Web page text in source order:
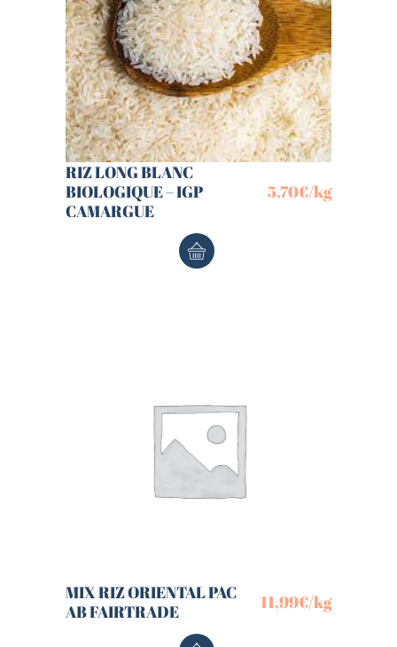
RIZ LONG BLANC
BIOLOGIQUE – IGP
CAMARGUE
5,70€/kg
MIX RIZ ORIENTAL PAC
AB FAIRTRADE
11,99€/kg